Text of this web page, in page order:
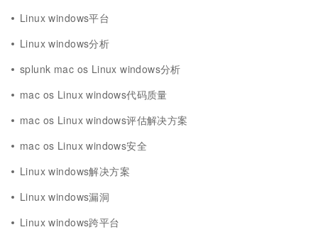
Linux windows平台
Linux windows分析
splunk mac os Linux windows分析
mac os Linux windows代码质量
mac os Linux windows评估解决方案
mac os Linux windows安全
Linux windows解决方案
Linux windows漏洞
Linux windows跨平台